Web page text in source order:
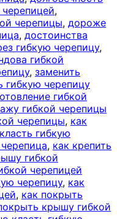
,
черепицы, дороже
, достоинства
гибкую черепицу,
гибкой
, заменить
гибкую черепицу
гибкой
гибкой черепицы
черепицы, как
гибкую
, как крепить
гибкой
черепицей
черепицу, как
, как покрыть
крышу гибкой